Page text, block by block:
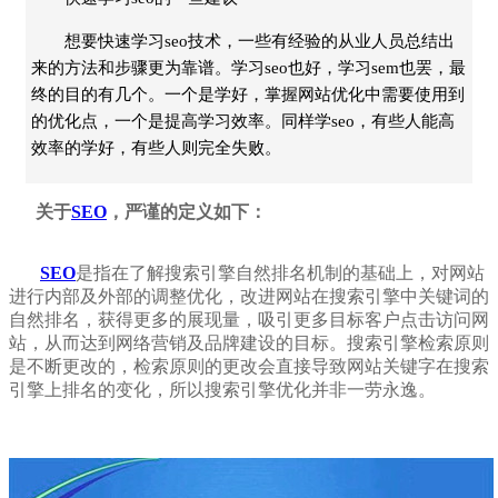
想要快速学习seo技术，一些有经验的从业人员总结出
来的方法和步骤更为靠谱。学习seo也好，学习sem也罢，最
终的目的有几个。一个是学好，掌握网站优化中需要使用到
的优化点，一个是提高学习效率。同样学seo，有些人能高
效率的学好，有些人则完全失败。
关于SEO ，严谨的定义如下：
SEO是指在了解搜索引擎自然排名机制的基础上，对网站
进行内部及外部的调整优化，改进网站在搜索引擎中关键词的
自然排名，获得更多的展现量，吸引更多目标客户点击访问 网
站 ，从而达到 网络营销及品牌建设的目标。搜索引擎检索原则
是不断更改的，检索原则的更改会直接导致网站关键字在搜索
引擎上排名的变化，所以搜索引擎优化并非一劳永逸。